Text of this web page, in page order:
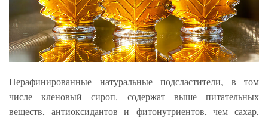
Нерафинированные натуральные подсластители, в том
числе кленовый сироп, содержат выше питательных
веществ, антиоксидантов и фитонутриентов, чем сахар,